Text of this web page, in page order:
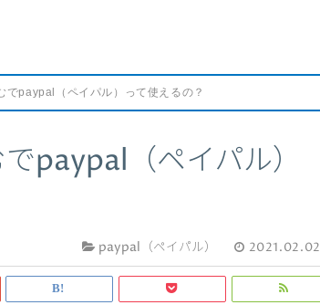
でpaypal（ペイパル）って使えるの？
paypal（ペイパル）
paypal（ペイパル） 2021.02.02